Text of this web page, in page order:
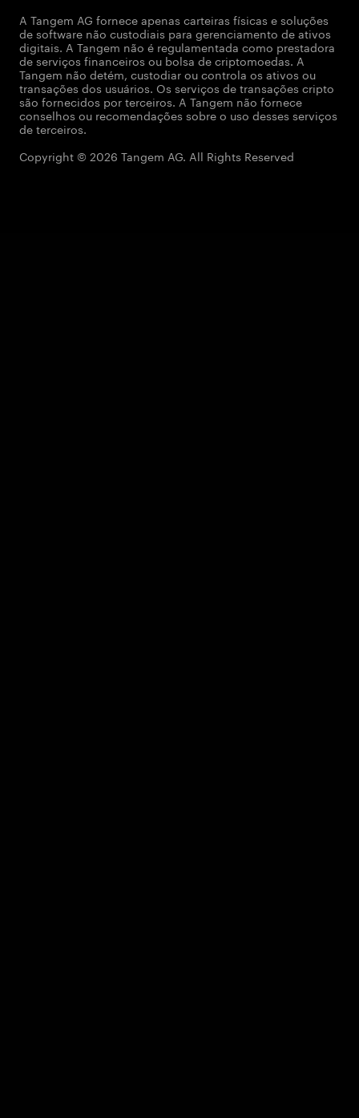
A Tangem AG fornece apenas carteiras físicas e soluções
de software não custodiais para gerenciamento de ativos
digitais. A Tangem não é regulamentada como prestadora
de serviços financeiros ou bolsa de criptomoedas. A
Tangem não detém, custodiar ou controla os ativos ou
transações dos usuários. Os serviços de transações cripto
são fornecidos por terceiros. A Tangem não fornece
conselhos ou recomendações sobre o uso desses serviços
de terceiros.